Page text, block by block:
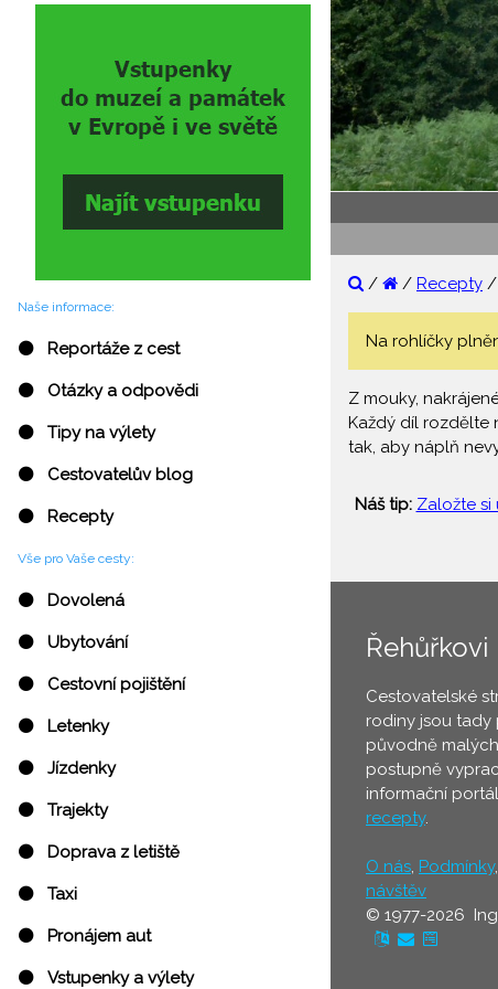
Naše informace:
⚫ Reportáže z cest
⚫ Otázky a odpovědi
⚫ Tipy na výlety
⚫ Cestovatelův blog
⚫ Recepty
Vše pro Vaše cesty:
⚫ Dovolená
⚫ Ubytování
⚫ Cestovní pojištění
⚫ Letenky
⚫ Jízdenky
⚫ Trajekty
⚫ Doprava z letiště
⚫ Taxi
⚫ Pronájem aut
⚫ Vstupenky a výlety
/ / Recepty /
Na rohlíčky
Z mouky,
Každý díl rozdělte
tak, aby náplň
Náš tip: Založte si
Řehůřkovi
Cestovatelské
rodiny jsou tady
původně
postupně
informační
recepty.
O nás, Podmínky,
návštěv
© 1977-2026